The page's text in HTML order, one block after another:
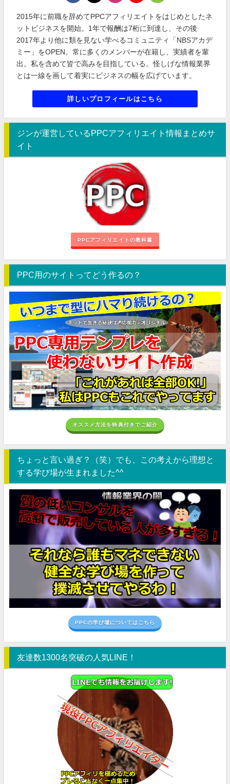
2015年に前職を辞めてPPCアフィリエイトをはじめとしたネ
ットビジネスを開始。1年で報酬は7桁に到達し、その後
2017年より他に類を見ない学べるコミュニティ「NBSアカデ
ミー」をOPEN。常に多くのメンバーが在籍し、実績者を輩
出。私を含めて皆で高みを目指している。怪しげな情報業界
とは一線を画して着実にビジネスの幅を広げています。
詳しいプロフィールはこちら
ジンが運営しているPPCアフィリエイト情報まとめサ
イト
PPCアフィリエイトの教科書
PPC用のサイトってどう作るの？
オススメ方法を特典付きでご紹介
ちょっと言い過ぎ？（笑）でも、この考えから理想と
する学び場が生まれました^^
PPCの学び場についてはこちら
友達数1300名突破の人気LINE！